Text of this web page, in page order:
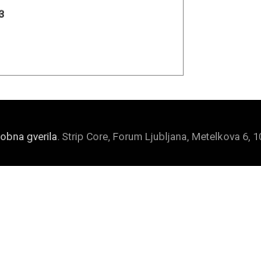
gverila . Strip Core, Forum Ljubljana, Metelkova 6,